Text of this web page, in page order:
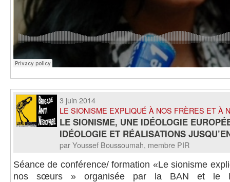
3 juin 2014
LE SIONISME EXPLIQUÉ À NOS FRÈRES ET À
LE SIONISME, UNE IDÉOLOGIE
IDÉOLOGIE ET RÉALISATIONS
par Youssef Boussoumah, membre PIR
Séance de conférence/ formation «Le sionisme
nos sœurs » organisée par la BAN et le